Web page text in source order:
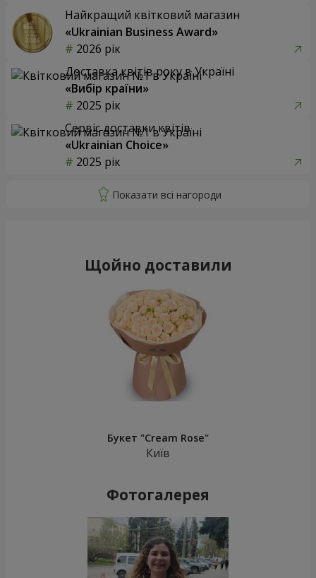
Найкращий квітковий магазин
«Ukrainian Business Award»
2026 рік
Доставка квітів року в Україні
«Вибір країни»
2025 рік
Сервіс доставки квітів
«Ukrainian Choice»
2025 рік
Щойно доставили
Букет "Cream Rose"
Київ
Фотогалерея